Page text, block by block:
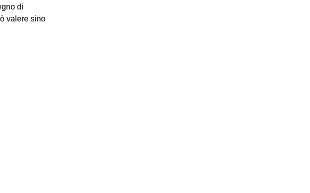
di
valere sino